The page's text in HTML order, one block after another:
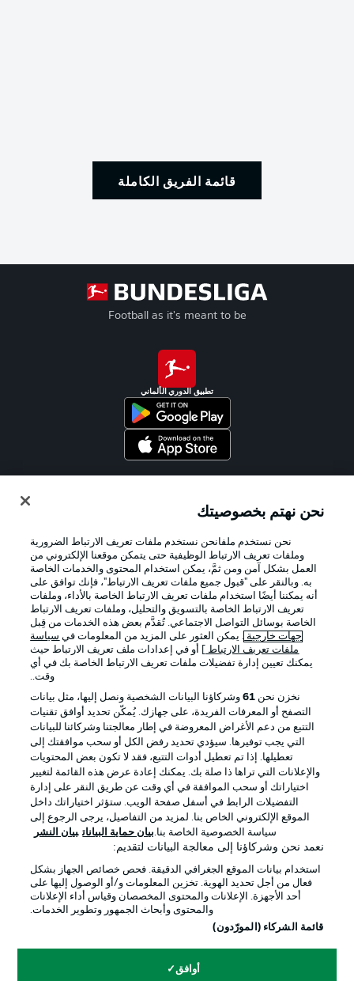
قائمة الفريق الكاملة
Football as it's meant to be
تطبيق الدوري الألماني
الإعلانات الإخطارات القانونية
شروط الاستخدام القنوات الناقلة
الوظائف جهة النشر
تواصل معنا اللاعبون
© 2026 Bundesliga-Gruppe GmbH
نحن نهتم بخصوصيتك
نحن نستخدم ملفانحن نستخدم ملفات تعريف الارتباط الضرورية
وملفات تعريف الارتباط الوظيفية حتى يتمكن موقعنا الإلكتروني من
العمل بشكل آمن ومن ثمَّ، يمكن استخدام المحتوى والخدمات الخاصة
به. وبالنقر على "قبول جميع ملفات تعريف الارتباط"، فإنك توافق على
أنه يمكننا أيضًا استخدام ملفات تعريف الارتباط الخاصة بالأداء، وملفات
تعريف الارتباط الخاصة بالتسويق والتحليل، وملفات تعريف الارتباط
الخاصة بوسائل التواصل الاجتماعي. تُقدَّم بعض هذه الخدمات من قِبل
جهات خارجية . يمكن العثور على المزيد من المعلومات في سياسة
ملفات تعريف الارتباط
] أو في إعدادات ملف تعريف الارتباط حيث
يمكنك تعيين إدارة تفضيلات ملفات تعريف الارتباط الخاصة بك في أي
وقت..
نخزن نحن 61وشركاؤنا البيانات الشخصية ونصل إليها، مثل بيانات
التصفح أو المعرفات الفريدة، على جهازك. يُمكّن تحديد أوافق تقنيات
التتبع من دعم الأغراض المعروضة في إطار معالجتنا وشركائنا للبيانات
التي يجب توفيرها. سيؤدي تحديد رفض الكل أو سحب موافقتك إلى
تعطيلها. إذا تم تعطيل أدوات التتبع، فقد لا تكون بعض المحتويات
والإعلانات التي تراها ذا صلة بك. يمكنك إعادة عرض هذه القائمة لتغيير
اختياراتك أو سحب الموافقة في أي وقت عن طريق النقر على إدارة
التفضيلات الرابط في أسفل صفحة الويب. ستؤثر اختياراتك داخل
الموقع الإلكتروني الخاص بنا. لمزيد من التفاصيل، يرجى الرجوع إلى
سياسة الخصوصية الخاصة بنا.بيان حماية البيانات بيان النشر
نعمد نحن وشركاؤنا إلى معالجة البيانات لتقديم:
استخدام بيانات الموقع الجغرافي الدقيقة. فحص خصائص الجهاز بشكل
فعال من أجل تحديد الهوية. تخزين المعلومات و/أو الوصول إليها على
أحد الأجهزة. الإعلانات والمحتوى المخصصان وقياس أداء الإعلانات
والمحتوى وأبحاث الجمهور وتطوير الخدمات.
قائمة الشركاء (المورّدون)
أوافق